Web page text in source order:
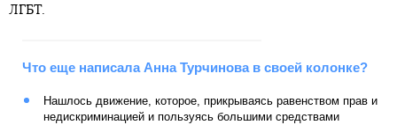
ЛГБТ.
Что еще написала Анна Турчинова в своей колонке?
Нашлось движение, которое, прикрываясь равенством прав и
недискриминацией и пользуясь большими средствами